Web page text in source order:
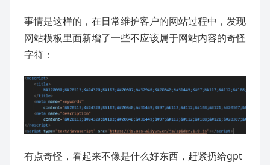
事情是这样的，在日常维护客户的网站过程中，发现
网站模板里面新增了一些不应该属于网站内容的奇怪
字符：
有点奇怪，看起来不像是什么好东西，赶紧扔给gpt